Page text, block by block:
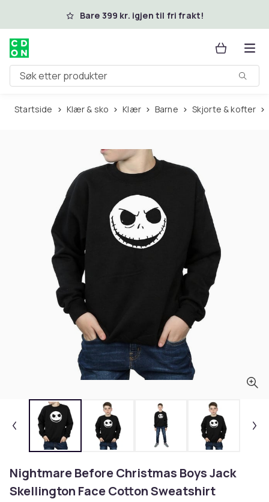
Hopp til hovedinnholdBare 399 kr. igjen til fri frakt!
Søk etter produkter
Startside Klær & sko Klær Barne Skjorte & kofter
Nightmare Before Christmas Boys Jack
Skellington Face Cotton Sweatshirt